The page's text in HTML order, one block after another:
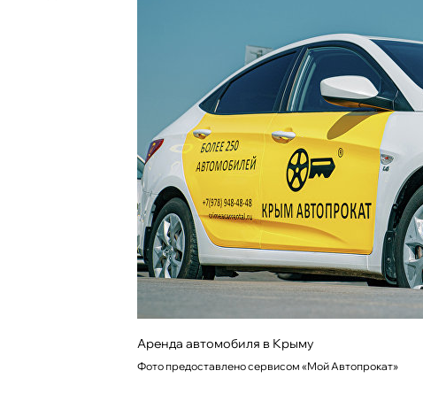
Аренда автомобиля в Крыму
Фото предоставлено сервисом «Мой Автопрокат»